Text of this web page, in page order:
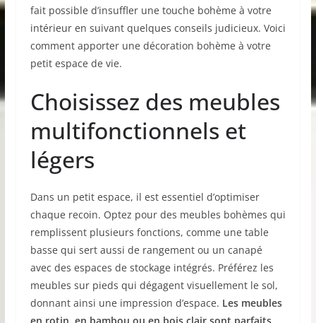
fait possible d’insuffler une touche bohème à votre
intérieur en suivant quelques conseils judicieux. Voici
comment apporter une décoration bohème à votre
petit espace de vie.
Choisissez des meubles
multifonctionnels et
légers
Dans un petit espace, il est essentiel d’optimiser
chaque recoin. Optez pour des meubles bohèmes qui
remplissent plusieurs fonctions, comme une table
basse qui sert aussi de rangement ou un canapé
avec des espaces de stockage intégrés. Préférez les
meubles sur pieds qui dégagent visuellement le sol,
donnant ainsi une impression d’espace. Les meubles
en rotin, en bambou ou en bois clair sont parfaits